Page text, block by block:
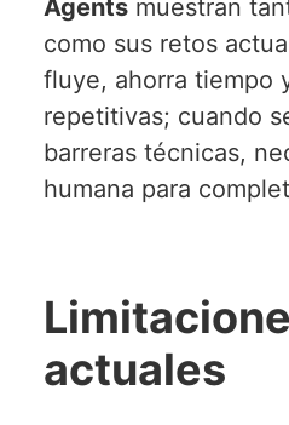
Agentsmuestran
como sus retos
fluye, ahorra tiempo
repetitivas; cuando
barreras técnicas,
humana para
actuales